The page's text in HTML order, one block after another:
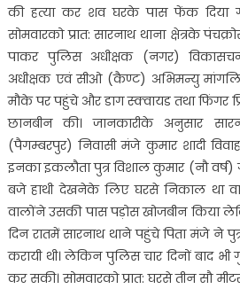
की हत्या कर शव घरके पास फेंक दिया
सोमवारको प्रात: सारनाथ थाना क्षेत्रके
पाकर पुलिस अधीक्षक (नगर)
अधीक्षक एवं सीओ (कैण्ट) अभिमन्यु
मौके पर पहुंचे और डाग स्क्वायड तथा फिंगर
छानबीन की। जानकारीके अनुसार
(पैगम्बरपुर) निवासी मंजे कुमार शादी
इनका इकलौता पुत्र विशाल कुमार (नौ
बजे हाथी देखनेके लिए घरसे निकाल था
वालोंने उसकी पास पड़ोस खोजबीन किया
दिन रातमें सारनाथ थाने पहुंचे पिता मंजे ने
करायी थी। लेकिन पुलिस चार दिनों बाद
कर सकी। सोमवारको प्रात: घरसे तीन सौ